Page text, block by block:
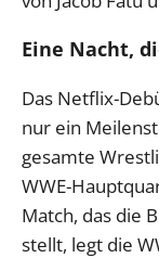
Eine Nacht,
Das Netflix-
nur ein
gesamte
WWE-
Match, das die
stellt, legt die